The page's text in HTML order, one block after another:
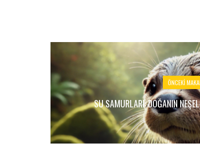
ÖNCEKI
SU SAMURLARI: DOĞANIN